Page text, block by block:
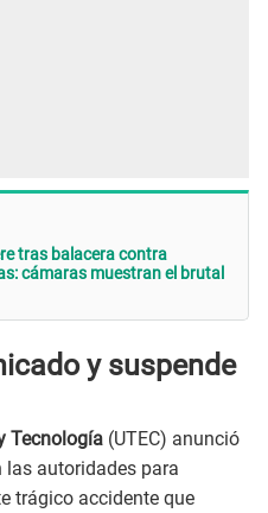
tras balacera contra
cámaras muestran el brutal
y suspende
Tecnología (UTEC) anunció
autoridades para
trágico accidente que